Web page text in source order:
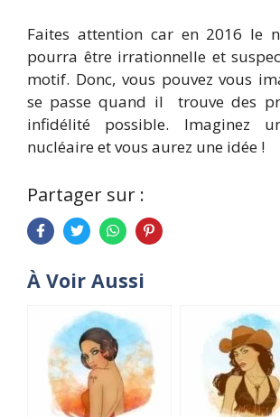
Faites attention car en 2016 le
pourra être irrationnelle et
motif. Donc, vous pouvez vous
se passe quand il trouve des
infidélité possible. Imaginez
nucléaire et vous aurez une idée !
Partager sur :
À Voir Aussi